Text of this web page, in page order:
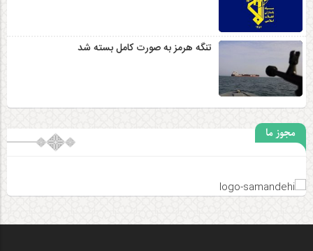
تنگه هرمز به صورت کامل بسته شد
مجوز ما